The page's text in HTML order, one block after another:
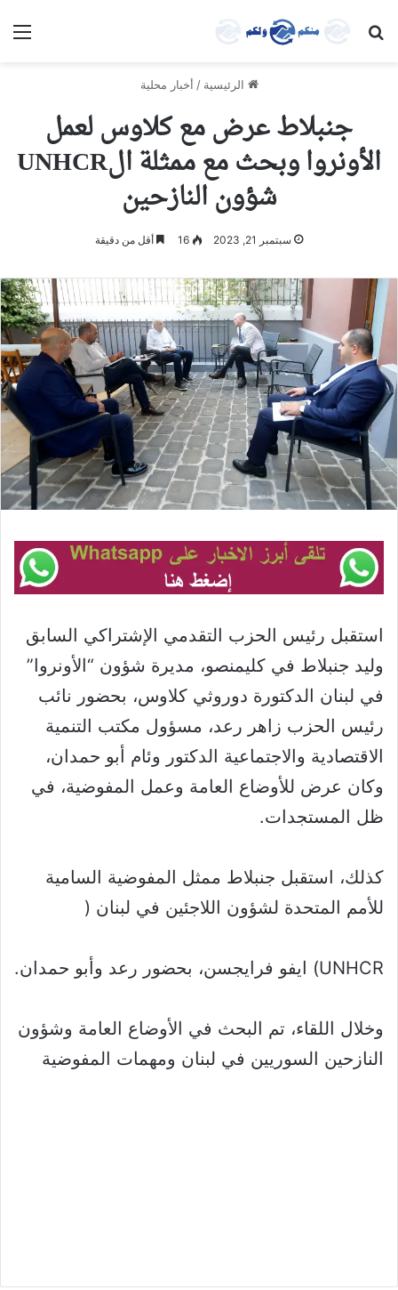
بحث عن
الرئيسية / أخبار محلية
جنبلاط عرض مع كلاوس لعمل
الأونروا وبحث مع ممثلة الUNHCR
شؤون النازحين
سبتمبر 21, 2023 16 أقل من دقيقة
استقبل رئيس الحزب التقدمي الإشتراكي السابق
وليد جنبلاط في كليمنصو، مديرة شؤون “الأونروا”
في لبنان الدكتورة دوروثي كلاوس، بحضور نائب
رئيس الحزب زاهر رعد، مسؤول مكتب التنمية
الاقتصادية والاجتماعية الدكتور وئام أبو حمدان،
وكان عرض للأوضاع العامة وعمل المفوضية، في
ظل المستجدات.
كذلك، استقبل جنبلاط ممثل المفوضية السامية
للأمم المتحدة لشؤون اللاجئين في لبنان (
UNHCR) ايفو فرايجسن، بحضور رعد وأبو حمدان.
وخلال اللقاء، تم البحث في الأوضاع العامة وشؤون
النازحين السوريين في لبنان ومهمات المفوضية